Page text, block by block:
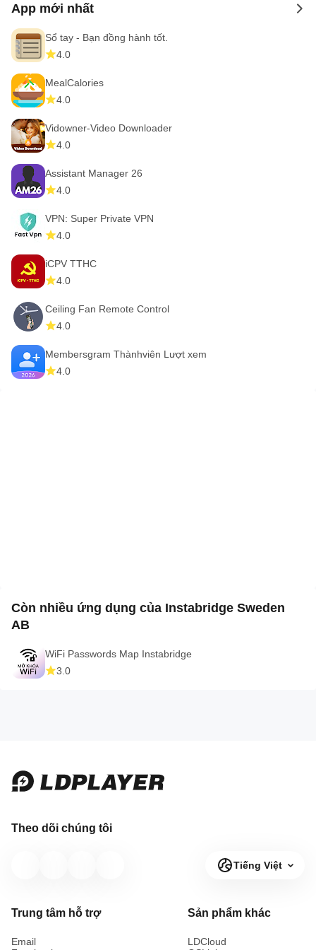
Ứng dụng này sử dụng Notification Listener cho huy hiệu
biểu tượng và điều khiển phát phương tiện
App mới nhất to
Sổ tay - Bạn đồng hành tốt.
4.0
MealCalories
4.0
Vidowner-Video Downloader
4.0
Assistant Manager 26
4.0
VPN: Super Private VPN
4.0
iCPV TTHC
4.0
Ceiling Fan Remote Control
4.0
Membersgram Thànhviên Lượt xem
4.0
Còn nhiều ứng dụng của Instabridge Sweden
AB
WiFi Passwords Map Instabridge
3.0
Theo dõi chúng tôi
Tiếng Việt
Trung tâm hỗ trợ
Email
Sản phẩm khác
LDCloud